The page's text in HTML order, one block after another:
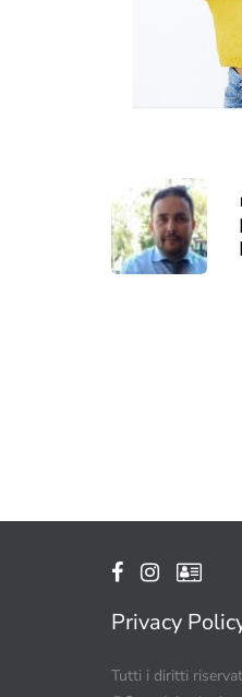
Privacy
Tutti i diritti